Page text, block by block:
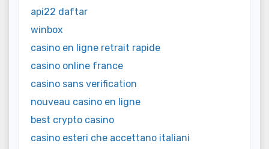
api22 daftar
winbox
casino en ligne retrait rapide
casino online france
casino sans verification
nouveau casino en ligne
best crypto casino
casino esteri che accettano italiani